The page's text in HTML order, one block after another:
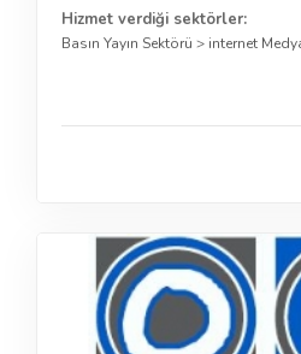
Hizmet verdiği sektörler:
Basın Yayın Sektörü > internet